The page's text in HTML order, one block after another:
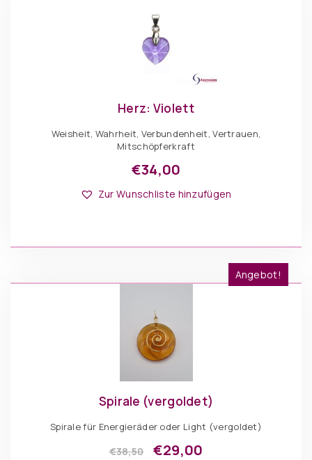
Herz: Violett
Weisheit, Wahrheit, Verbundenheit, Vertrauen,
Mitschöpferkraft
€34,00
Zur Wunschliste hinzufügen
Angebot!
Spirale (vergoldet)
Spirale für Energieräder oder Light (vergoldet)
€38,50 €29,00